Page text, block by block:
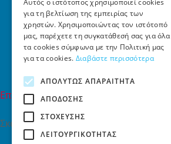
Συχνές ερωτήσεις
Όροι χρήσης
Τρόποι Πληρωμής
Επιστροφές
Επικοινωνία
Σκαλάνι, Ηράκλειο Κρήτης
2810731415
Αυτός ο ιστότοπος χρησιμοποιεί cookies
για τη βελτίωση της εμπειρίας των
χρηστών. Χρησιμοποιώντας τον ιστότοπό
μας, παρέχετε τη συγκατάθεσή σας για όλα
τα cookies σύμφωνα με την Πολιτική μας
για τα cookies. Διαβάστε περισσότερα
ΑΠΟΛΎΤΩΣ ΑΠΑΡΑΊΤΗΤΑ
ΑΠΌΔΟΣΗΣ
ΣΤΌΧΕΥΣΗΣ
ΛΕΙΤΟΥΡΓΙΚΌΤΗΤΑΣ